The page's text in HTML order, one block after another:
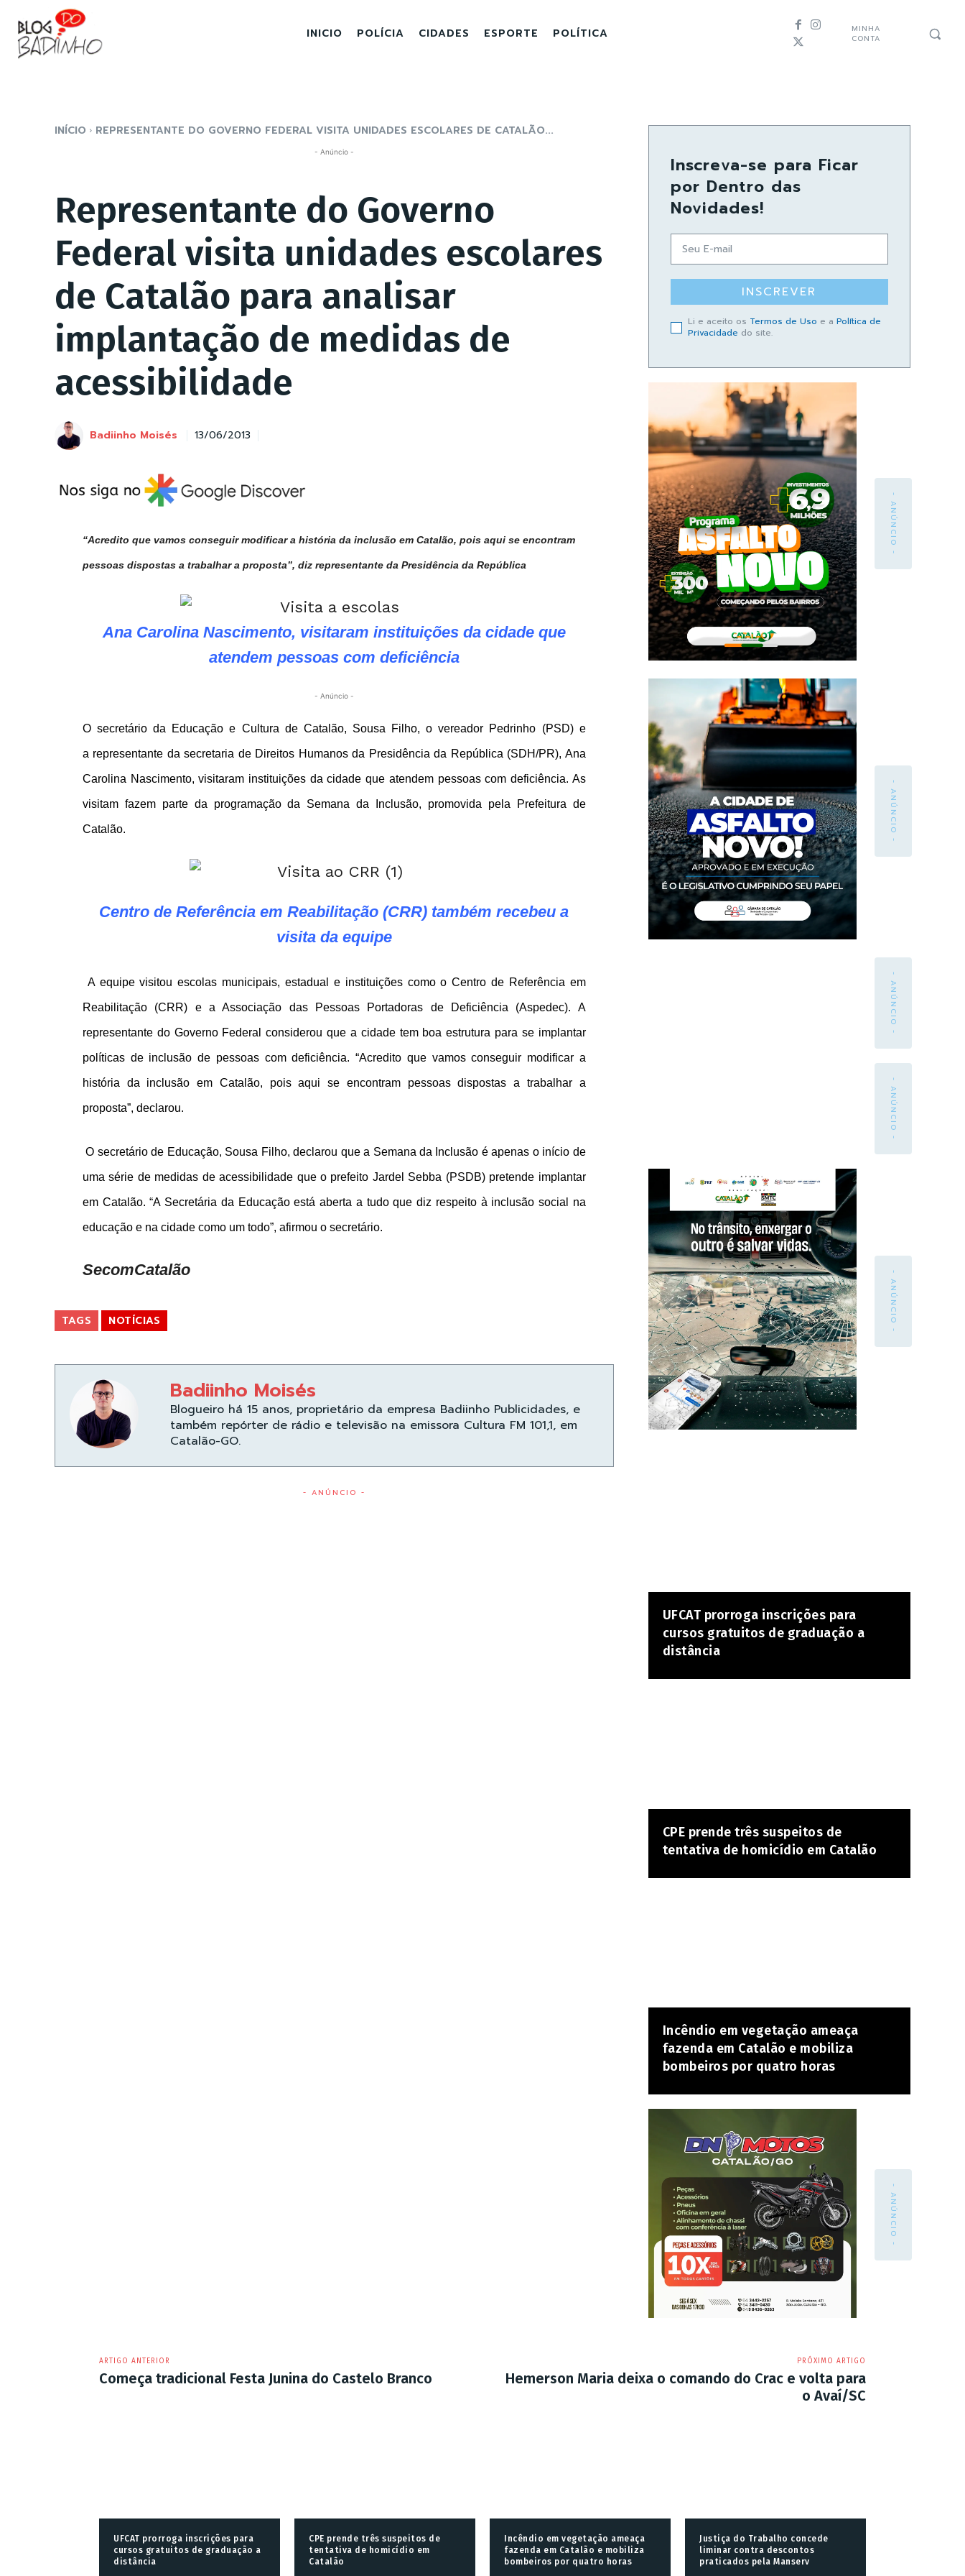
INICIO POLÍCIA CIDADES ESPORTE POLÍTICA
MINHA
CONTA
INÍCIO REPRESENTANTE DO GOVERNO FEDERAL VISITA UNIDADES ESCOLARES DE CATALÃO...
- Anúncio -
Representante do Governo
Federal visita unidades escolares
de Catalão para analisar
implantação de medidas de
acessibilidade
Badiinho Moisés 13/06/2013
“Acredito que vamos conseguir modificar a história da inclusão em Catalão, pois aqui se encontram
pessoas dispostas a trabalhar a proposta”, diz representante da Presidência da República
Ana Carolina Nascimento, visitaram instituições da cidade que
atendem pessoas com deficiência
- Anúncio -
O secretário da Educação e Cultura de Catalão, Sousa Filho, o vereador Pedrinho (PSD) e
a representante da secretaria de Direitos Humanos da Presidência da República (SDH/PR), Ana
Carolina Nascimento, visitaram instituições da cidade que atendem pessoas com deficiência. As
visitam fazem parte da programação da Semana da Inclusão, promovida pela Prefeitura de
Catalão.
Centro de Referência em Reabilitação (CRR) também recebeu a
visita da equipe
A equipe visitou escolas municipais, estadual e instituições como o Centro de Referência em
Reabilitação (CRR) e a Associação das Pessoas Portadoras de Deficiência (Aspedec). A
representante do Governo Federal considerou que a cidade tem boa estrutura para se implantar
políticas de inclusão de pessoas com deficiência. “Acredito que vamos conseguir modificar a
história da inclusão em Catalão, pois aqui se encontram pessoas dispostas a trabalhar a
proposta”, declarou.
O secretário de Educação, Sousa Filho, declarou que a Semana da Inclusão é apenas o início de
uma série de medidas de acessibilidade que o prefeito Jardel Sebba (PSDB) pretende implantar
em Catalão. “A Secretária da Educação está aberta a tudo que diz respeito à inclusão social na
educação e na cidade como um todo”, afirmou o secretário.
SecomCatalão
TAGS NOTÍCIAS
Badiinho Moisés
Blogueiro há 15 anos, proprietário da empresa Badiinho Publicidades, e
também repórter de rádio e televisão na emissora Cultura FM 101,1, em
Catalão-GO.
- ANÚNCIO -
Inscreva-se para Ficar
por Dentro das
Novidades!
INSCREVER
Li e aceito os Termos de Uso e a Política de
Privacidade do site.
- ANÚNCIO -
- ANÚNCIO -
- ANÚNCIO -
- ANÚNCIO -
- ANÚNCIO -
UFCAT prorroga inscrições para
cursos gratuitos de graduação a
distância
CPE prende três suspeitos de
tentativa de homicídio em Catalão
Incêndio em vegetação ameaça
fazenda em Catalão e mobiliza
bombeiros por quatro horas
- ANÚNCIO -
ARTIGO ANTERIOR
Começa tradicional Festa Junina do Castelo Branco
PRÓXIMO ARTIGO
Hemerson Maria deixa o comando do Crac e volta para
o Avaí/SC
UFCAT prorroga inscrições para
cursos gratuitos de graduação a
distância
CPE prende três suspeitos de
tentativa de homicídio em
Catalão
Incêndio em vegetação ameaça
fazenda em Catalão e mobiliza
bombeiros por quatro horas
Justiça do Trabalho concede
liminar contra descontos
praticados pela Manserv